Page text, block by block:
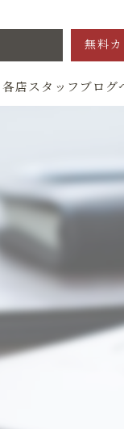
無料
各店スタッフブログ